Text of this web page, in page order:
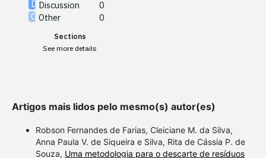
Discussion
0
Other
0
Sections
See more details
contrasts the cited claim, and
a label indicating in which
section the citation was
made.
Artigos mais lidos pelo mesmo(s) autor(es)
Robson Fernandes de Farias, Cleiciane M. da Silva,
Anna Paula V. de Siqueira e Silva, Rita de Cássia P. de
Souza, Uma metodologia para o descarte de resíduos